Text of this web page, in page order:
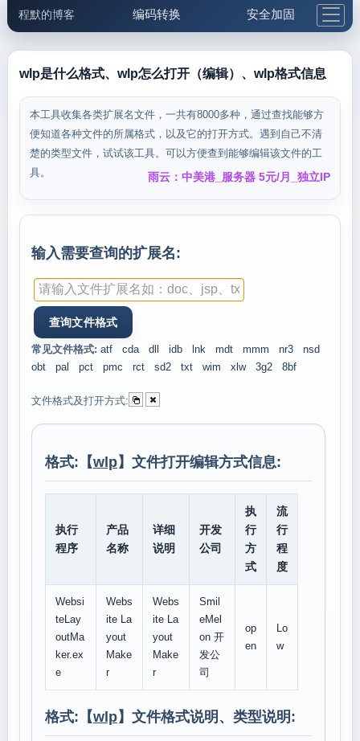
程默的博客 编码转换 安全加固
邮件工具 生活便民 更多工具
5.1支付宝大红包
wlp是什么格式、wlp怎么打开（编辑）、wlp格式信息
本工具收集各类扩展名文件，一共有8000多种，通过查找能够方
便知道各种文件的所属格式，以及它的打开方式。遇到自己不清
楚的类型文件，试试该工具。可以方便查到能够编辑该文件的工
具。
雨云：中美港_服务器 5元/月_独立IP
输入需要查询的扩展名:
常见文件格式: atf cda dll idb lnk mdt mmm nr3
nsd
obt
pal pct pmc rct sd2 txt wim xlw 3g2 8bf
文件格式及打开方式:
格式:【wlp】文件打开编辑方式信息:
执行
程序
产品
名称
详细
说明
开发
公司
执
行
方
式
流
行
程
度
Websi
teLay
outMa
ker.ex
e
Webs
ite La
yout
Make
r
Webs
ite La
yout
Make
r
Smil
eMel
on 开
发公
司
op
en
Lo
w
格式:【wlp】文件格式说明、类型说明: